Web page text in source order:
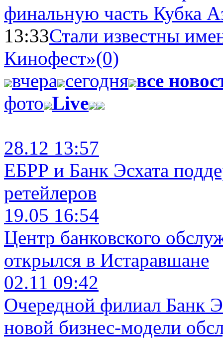
финальную часть Кубка
13:33Стали известны
Кинофест»(0)
вчера сегодня все
фото Live
28.12 13:57
ЕБРР и Банк Эсхата
ретейлеров
19.05 16:54
Центр банковского
открылся в Истаравшане
02.11 09:42
Очередной филиал Банк
новой бизнес-модели